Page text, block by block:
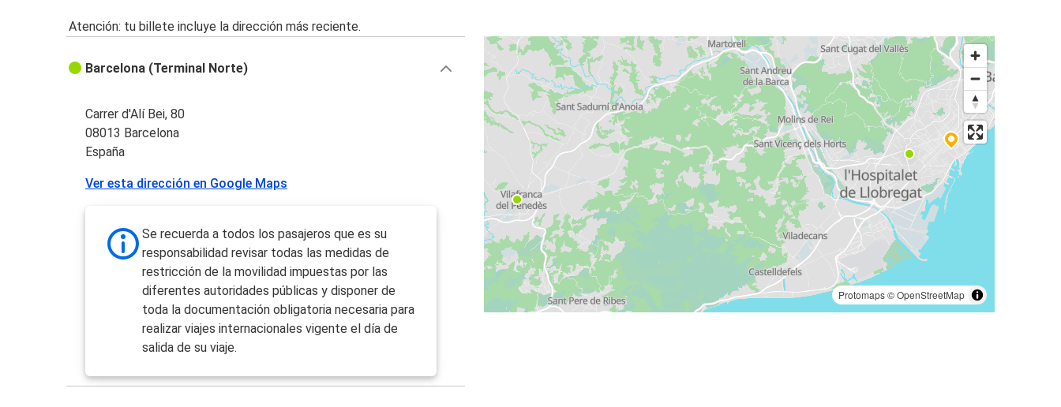
Atención: tu billete incluye la dirección más reciente.
Protomaps©OpenStreetMap
Barcelona (Terminal Norte)
Carrer d'Alí Bei, 80
08013 Barcelona
España
Ver esta dirección en Google Maps
Se recuerda a todos los pasajeros que es su
responsabilidad revisar todas las medidas de
restricción de la movilidad impuestas por las
diferentes autoridades públicas y disponer de
toda la documentación obligatoria necesaria para
realizar viajes internacionales vigente el día de
salida de su viaje.